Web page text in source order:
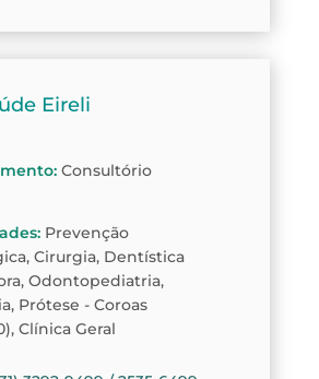
Eireli
: Consultório
: Prevenção
Cirurgia, Dentística
Odontopediatria,
Prótese - Coroas
Clínica Geral